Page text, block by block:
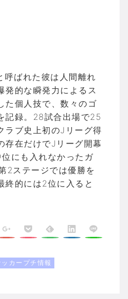
呼ばれた彼は人間離れ
発的な瞬発力によるス
た個人技で、数々のゴ
記録。28試合出場で25
ラブ史上初のJリーグ得
存在だけでJリーグ開幕
にも入れなかったガ
2ステージでは優勝を
終的には2位に入ると
ッカープチ情報